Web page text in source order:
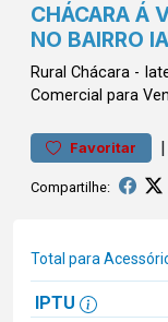
CHÁCARA Á
NO BAIRRO
Rural Chácara -
Comercial para
Favoritar |
Compartilhe:
Total para
IPTU